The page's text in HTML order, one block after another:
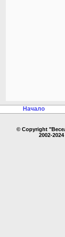
Начало
© Copyright
2002-2024